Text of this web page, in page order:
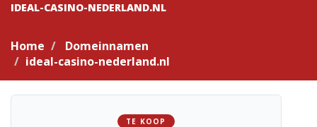
t
i
IDEAL-CASINO-NEDERLAND.NL
Home
Domeinnamen
ideal-casino-nederland.nl
TE KOOP